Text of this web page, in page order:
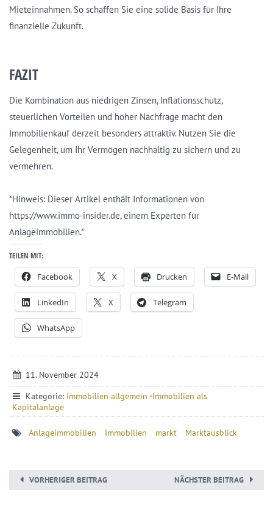
Mieteinnahmen. So schaffen Sie eine solide Basis für Ihre
finanzielle Zukunft.
FAZIT
Die Kombination aus niedrigen Zinsen, Inflationsschutz,
steuerlichen Vorteilen und hoher Nachfrage macht den
Immobilienkauf derzeit besonders attraktiv. Nutzen Sie die
Gelegenheit, um Ihr Vermögen nachhaltig zu sichern und zu
vermehren.
*Hinweis: Dieser Artikel enthält Informationen von
https://www.immo-insider.de, einem Experten für
Anlageimmobilien.*
TEILEN MIT:
Facebook X Drucken E-Mail
LinkedIn X Telegram
WhatsApp
11. November 2024
Kategorie: Immobilien allgemein ·Immobilien als
Kapitalanlage
Anlageimmobilien Immobilien markt Marktausblick
VORHERIGER BEITRAG NÄCHSTER BEITRAG